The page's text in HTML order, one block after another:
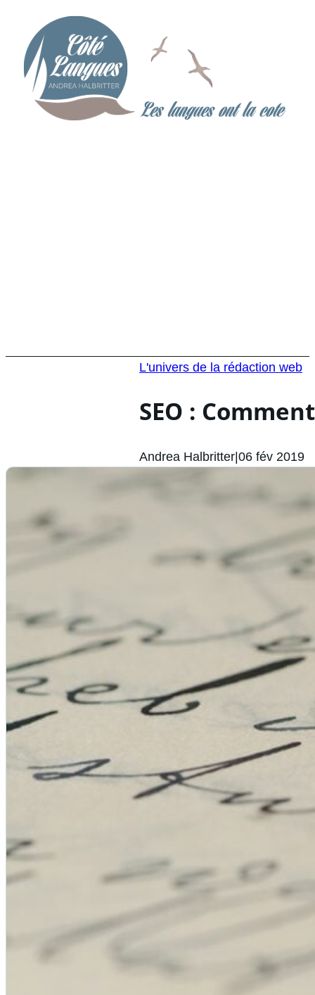
L'univers de la rédaction web
SEO :
Andrea Halbritter|06 fév 2019